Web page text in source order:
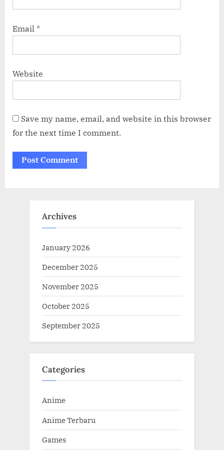
Email *
Website
Save my name, email, and website in this browser
for the next time I comment.
Archives
January 2026
December 2025
November 2025
October 2025
September 2025
Categories
Anime
Anime Terbaru
Games